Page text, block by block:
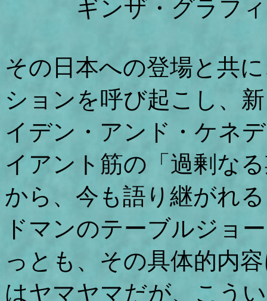
ギンザ・グラフ
その日本への登場と共
ションを呼び起こし、
イデン・アンド・ケネ
イアント筋の「過剰な
から、今も語り継がれ
ドマンのテーブルジョ
っとも、その具体的内
はヤマヤマだが、こう